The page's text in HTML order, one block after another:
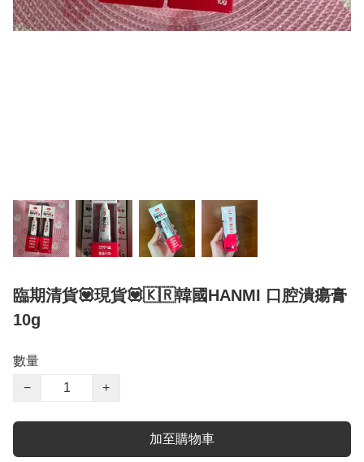
臨期清貨💟現貨💟🇰🇷韓國HANMI 口腔潰瘍膏
10g
數量
−
+
加至購物車